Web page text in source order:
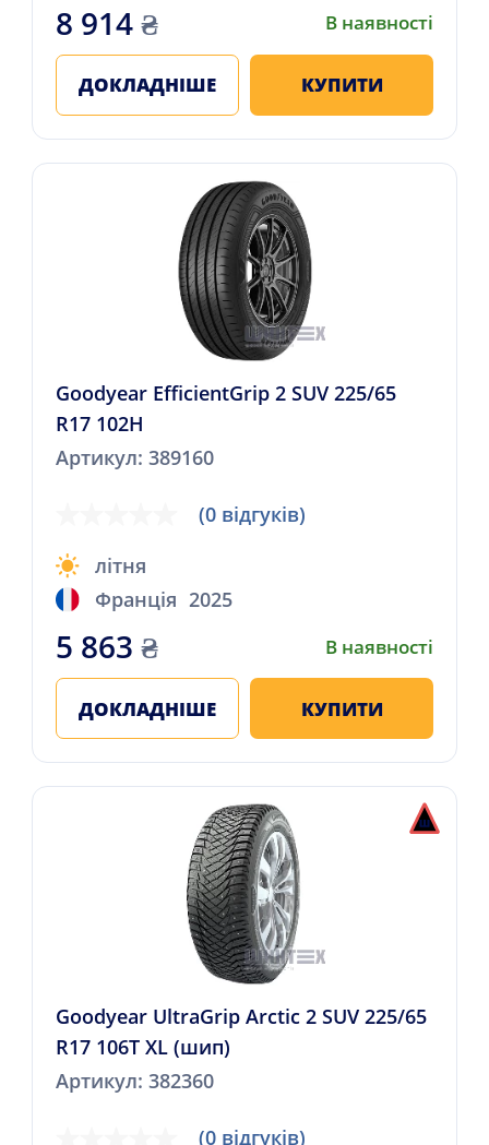
8 914₴ В наявності
ДОКЛАДНІШЕ КУПИТИ
Goodyear EfficientGrip 2 SUV 225/65
R17 102H
Артикул: 389160
(0 відгуків)
літня
Франція 2025
5 863 ₴ В наявності
ДОКЛАДНІШЕ КУПИТИ
Goodyear UltraGrip Arctic 2 SUV 225/65
R17 106T XL (шип)
Артикул: 382360
(0 відгуків)